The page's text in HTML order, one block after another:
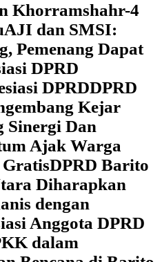
Khorramshahr-4
AJI dan SMSI:
Pemenang Dapat
DPRD
DPRDDPRD
Kejar
Sinergi Dan
Ajak Warga
DPRD Barito
Diharapkan
dengan
Anggota DPRD
dalam